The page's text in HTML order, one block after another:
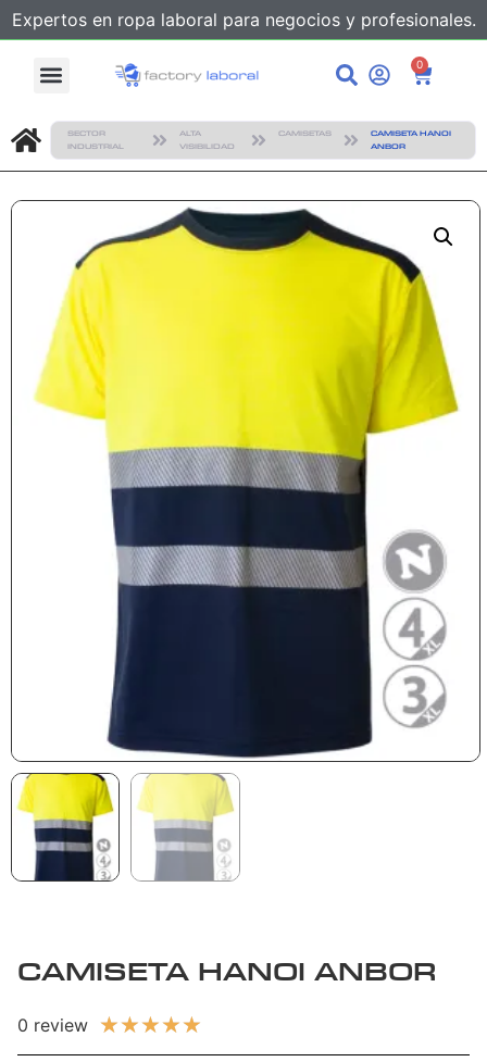
Expertos en ropa laboral para negocios y profesionales.
0
SECTOR
INDUSTRIAL
ALTA
VISIBILIDAD
CAMISETAS
CAMISETA HANOI
ANBOR
CAMISETA HANOI ANBOR
0 review ★★★★★